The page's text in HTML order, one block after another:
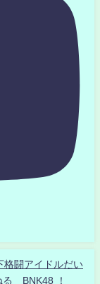
闘アイドルだい
る BNK48 ！